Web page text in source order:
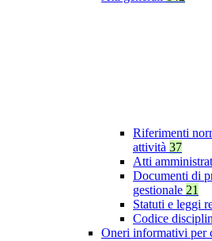
Riferimenti
attività 37
Atti
Documenti di
gestionale 21
Statuti e leggi
Codice
Oneri informativi per